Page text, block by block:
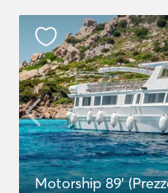
Motorship 89'